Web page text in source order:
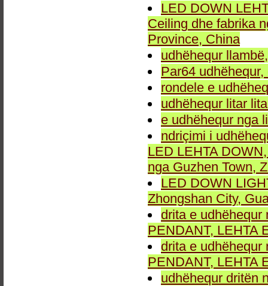
LED DOWN
Ceiling dhe fabrika
Province, China
udhëhequr
Par64
rondele e
udhëhequr litar
e udhëhequr nga
ndriçimi i
LED LEHTA
nga Guzhen Town,
LED DOWN
Zhongshan City,
drita e udhëhequr
PENDANT, LEHTA
drita e udhëhequr
PENDANT, LEHTA
udhëhequr dritën